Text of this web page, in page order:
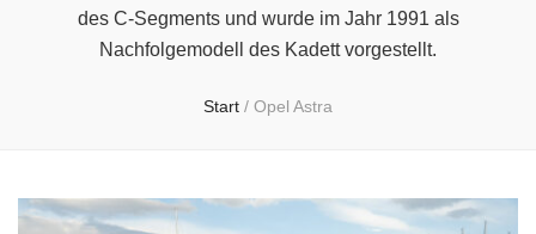
des C-Segments und wurde im Jahr 1991 als
Nachfolgemodell des Kadett vorgestellt.
Start / Opel Astra